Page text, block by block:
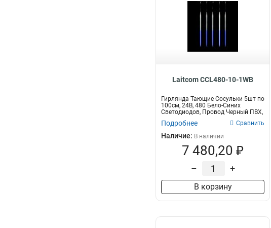
Laitcom CCL480-10-1WB
Гирлянда Тающие Сосульки 5шт по
100см, 24В, 480 Бело-Синих
Светодиодов, Провод Черный ПВХ,
Подробнее Сравнить
Наличие: В наличии
7 480,20 ₽
– +
В корзину